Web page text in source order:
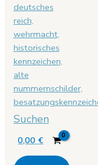
Suchen
0,00 €